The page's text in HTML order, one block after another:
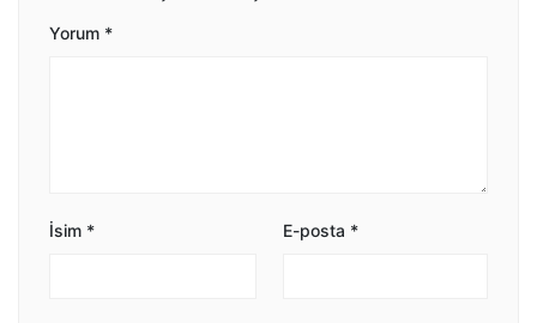
Yorum *
İsim * E-posta *